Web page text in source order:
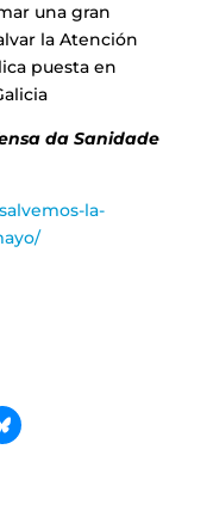
una gran
la Atención
puesta en
da Sanidade
la-